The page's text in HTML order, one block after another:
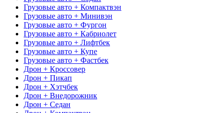
Грузовые авто + Компактвэн
Грузовые авто + Минивэн
Грузовые авто + Фургон
Грузовые авто + Кабриолет
Грузовые авто + Лифтбек
Грузовые авто + Купе
Грузовые авто + Фастбек
Дрон + Кроссовер
Дрон + Пикап
Дрон + Хэтчбек
Дрон + Внедорожник
Дрон + Седан